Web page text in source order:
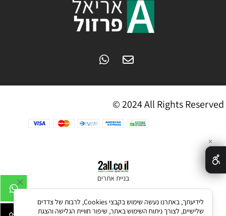
© 2024 All Rights Reserved
בניית אתרים
✕
לידיעתך, באתרנו נעשה שימוש בקבצי Cookies, לרבות של צדדים
שלישיים, לצורך ניתוח השימוש באתר, שיפור חוויית הגלישה והצגת